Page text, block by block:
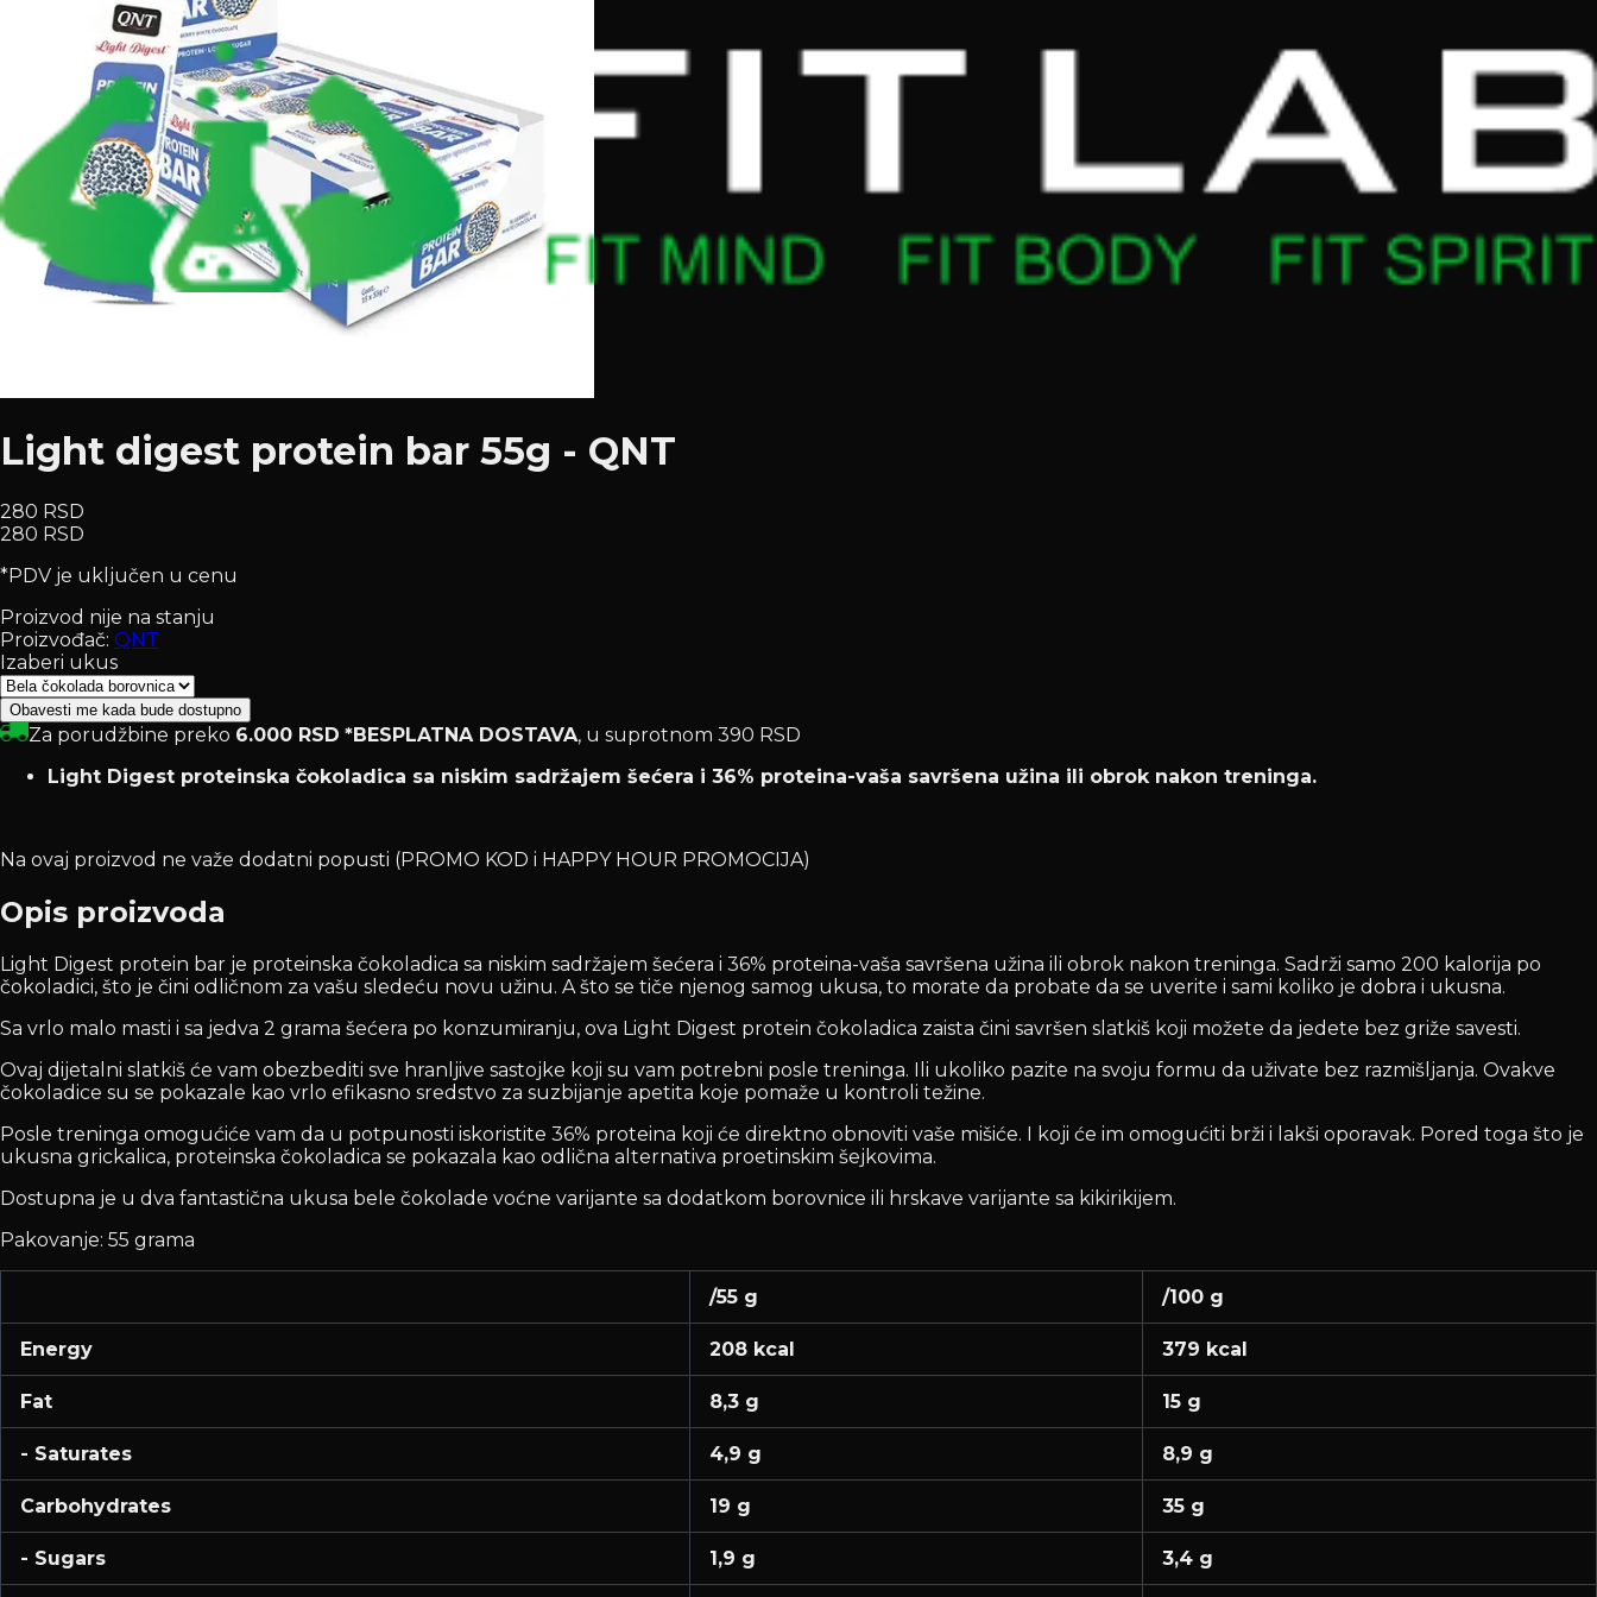
Light digest protein bar 55g - QNT
280 RSD
280 RSD
*PDV je uključen u cenu
Proizvod nije na stanju
Proizvođač: QNT
Izaberi ukus
Obavesti me kada bude dostupno
Za porudžbine preko 6.000 RSD *BESPLATNA DOSTAVA, u suprotnom 390 RSD
Light Digest proteinska čokoladica sa niskim sadržajem šećera i 36% proteina-vaša savršena užina ili obrok nakon treninga.
Na ovaj proizvod ne važe dodatni popusti (PROMO KOD i HAPPY HOUR PROMOCIJA)
Opis proizvoda
Light Digest protein bar je proteinska čokoladica sa niskim sadržajem šećera i 36% proteina-vaša savršena užina ili obrok nakon treninga. Sadrži samo 200 kalorija po
čokoladici, što je čini odličnom za vašu sledeću novu užinu. A što se tiče njenog samog ukusa, to morate da probate da se uverite i sami koliko je dobra i ukusna.
Sa vrlo malo masti i sa jedva 2 grama šećera po konzumiranju, ova Light Digest protein čokoladica zaista čini savršen slatkiš koji možete da jedete bez griže savesti.
Ovaj dijetalni slatkiš će vam obezbediti sve hranljive sastojke koji su vam potrebni posle treninga. Ili ukoliko pazite na svoju formu da uživate bez razmišljanja. Ovakve
čokoladice su se pokazale kao vrlo efikasno sredstvo za suzbijanje apetita koje pomaže u kontroli težine.
Posle treninga omogućiće vam da u potpunosti iskoristite 36% proteina koji će direktno obnoviti vaše mišiće. I koji će im omogućiti brži i lakši oporavak. Pored toga što je
ukusna grickalica, proteinska čokoladica se pokazala kao odlična alternativa proetinskim šejkovima.
Dostupna je u dva fantastična ukusa bele čokolade voćne varijante sa dodatkom borovnice ili hrskave varijante sa kikirikijem.
Pakovanje: 55 grama
/55 g /100 g
Energy 208 kcal 379 kcal
Fat 8,3 g 15 g
- Saturates 4,9 g 8,9 g
Carbohydrates 19 g 35 g
- Sugars 1,9 g 3,4 g